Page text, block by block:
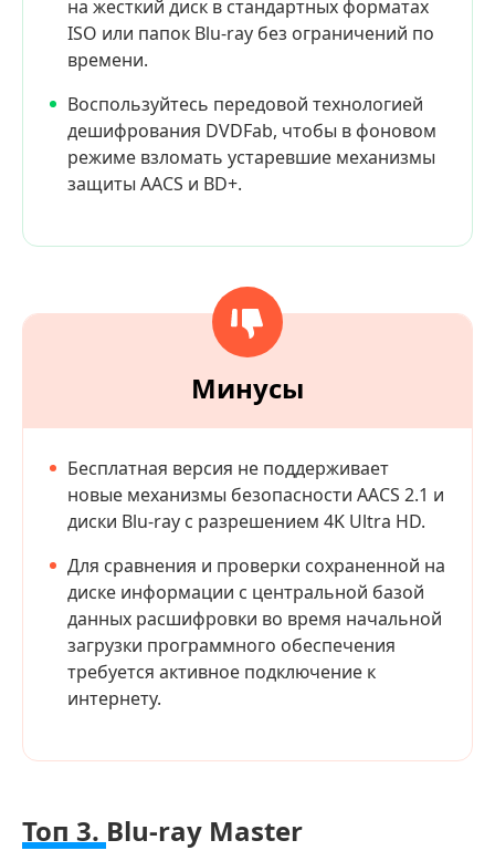
на жесткий диск в стандартных форматах
ISO или папок Blu-ray без ограничений по
времени.
Воспользуйтесь передовой технологией
дешифрования DVDFab, чтобы в фоновом
режиме взломать устаревшие механизмы
защиты AACS и BD+.
Минусы
Бесплатная версия не поддерживает
новые механизмы безопасности AACS 2.1 и
диски Blu-ray с разрешением 4K Ultra HD.
Для сравнения и проверки сохраненной на
диске информации с центральной базой
данных расшифровки во время начальной
загрузки программного обеспечения
требуется активное подключение к
интернету.
Топ 3. Blu-ray Master